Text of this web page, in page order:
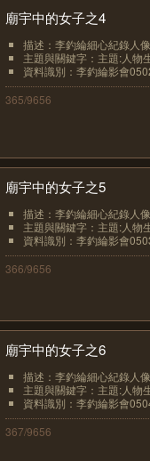
廟宇中的女子之4
描述：李釣綸細心紀錄人
主題與關鍵字：主題:人物
資料識別：李釣綸影會
365/9656
廟宇中的女子之5
描述：李釣綸細心紀錄人
主題與關鍵字：主題:人物
資料識別：李釣綸影會
366/9656
廟宇中的女子之6
描述：李釣綸細心紀錄人
主題與關鍵字：主題:人物
資料識別：李釣綸影會
367/9656